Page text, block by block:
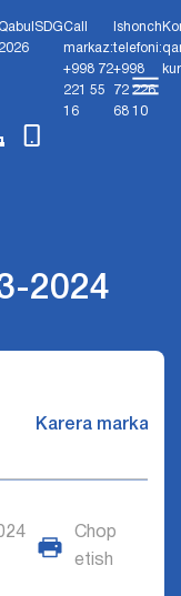
Qabul
2026
SDGCall
markaz:
+998 72
221 55
16
Ishonch
telefoni:
+998
72 226
68 10
2024
Karera markazi
Chop
etish